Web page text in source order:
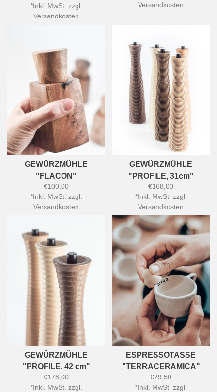
*Inkl. MwSt. zzgl.
Versandkosten
Versandkosten
GEWÜRZMÜHLE
"FLACON"
€100,00
*Inkl. MwSt. zzgl.
Versandkosten
GEWÜRZMÜHLE
"PROFILE, 31cm"
€168,00
*Inkl. MwSt. zzgl.
Versandkosten
GEWÜRZMÜHLE
"PROFILE, 42 cm"
€178,00
*Inkl. MwSt. zzgl.
ESPRESSOTASSE
"TERRACERAMICA"
€29,50
*Inkl. MwSt. zzgl.